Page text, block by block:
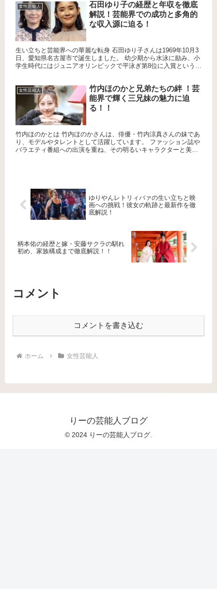
女性芸能人
石田ゆり子の経歴と年収を徹底
解説！芸能界での成功と多角的
な収入源に迫る！
生い立ちと芸能界への華麗な転身 石田ゆり子さんは1969年10月3
日、愛知県名古屋市で誕生しました。 幼少期から水泳に励み、小
学生時代にはジュニアオリンピックで平泳ぎ第8位に入賞という輝
女性芸能人
竹内ほのかと兄弟たちの絆 ！芸
能界で輝く三兄妹の魅力に迫
る！！
竹内ほのかとは 竹内ほのかさんは、俳優・竹内涼真さんの妹であ
り、モデルやタレントとして活躍しています。 ファッション誌や
バラエティ番組への出演を重ね、その明るいキャラクターと美し
ゆりやんレトリィバァの生い立ちと映
画への挑戦！彼女の軌跡と最新作を徹
底解説！
柄本佑の経歴と嫁・安藤サクラの馴れ
初め、家族構成まで徹底解説！！
コメント
コメントを書き込む
ホーム 女性芸能人
りーの芸能人ブログ
© 2024 りーの芸能人ブログ.